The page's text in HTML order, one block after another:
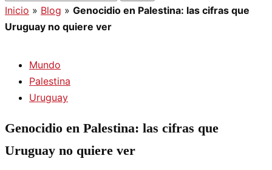
Inicio » Blog » Genocidio en Palestina: las cifras que
Uruguay no quiere ver
Mundo
Palestina
Uruguay
Genocidio en Palestina: las cifras que
Uruguay no quiere ver